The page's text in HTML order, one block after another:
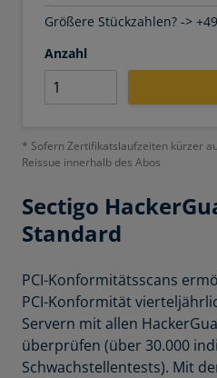
Sectigo
Standard
PCI-Konformitätsscans
PCI-Konformität
Servern mit allen
überprüfen (über 30.000
Schwachstellentests). Mit
Größere Stückzahlen? ->
Anzahl
* Sofern Zertifikatslaufzeiten kürzer
Reissue innerhalb des Abos